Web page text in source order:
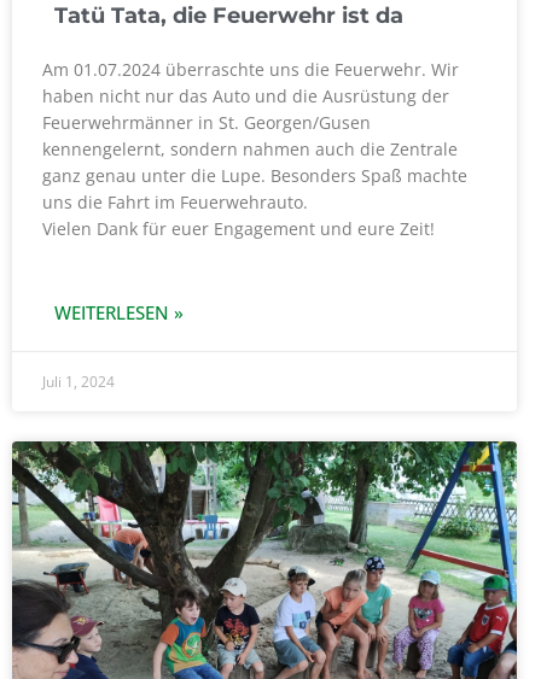
Tatü Tata, die Feuerwehr ist da
Am 01.07.2024 überraschte uns die Feuerwehr. Wir
haben nicht nur das Auto und die Ausrüstung der
Feuerwehrmänner in St. Georgen/Gusen
kennengelernt, sondern nahmen auch die Zentrale
ganz genau unter die Lupe. Besonders Spaß machte
uns die Fahrt im Feuerwehrauto.
Vielen Dank für euer Engagement und eure Zeit!
WEITERLESEN »
Juli 1, 2024